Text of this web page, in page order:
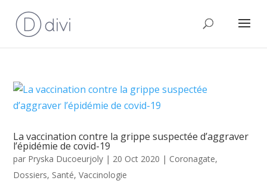
La vaccination contre la grippe suspectée d’aggraver
l’épidémie de covid-19
par Pryska Ducoeurjoly | 20 Oct 2020 | Coronagate,
Dossiers, Santé,Vaccinologie